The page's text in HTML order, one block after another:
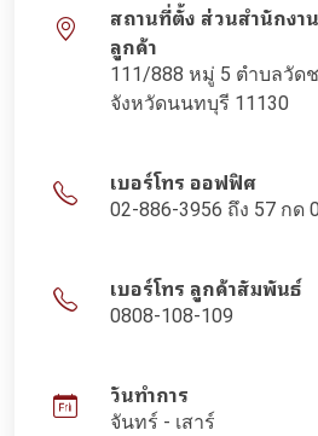
สถานที่ตั้ง ส่วนสำนักงา
ลูกค้า
111/888 หมู่ 5 ตำบลวัด
จังหวัดนนทบุรี 11130
เบอร์โทร ออฟฟิศ
02-886-3956 ถึง 57 กด
เบอร์โทร ลูกค้าสัมพันธ์
0808-108-109
วันทำการ
จันทร์ - เสาร์